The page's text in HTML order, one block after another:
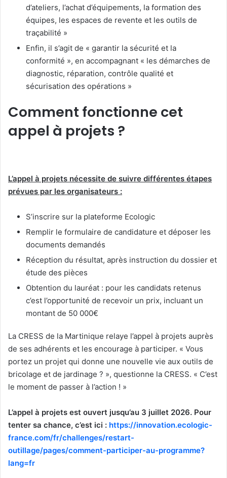
d’ateliers, l’achat d’équipements, la formation des
équipes, les espaces de revente et les outils de
traçabilité »
Enfin, il s’agit de « garantir la sécurité et la
conformité », en accompagnant « les démarches de
diagnostic, réparation, contrôle qualité et
sécurisation des opérations »
Comment fonctionne cet
appel à projets ?
L’appel à projets nécessite de suivre différentes étapes
prévues par les organisateurs :
S’inscrire sur la plateforme Ecologic
Remplir le formulaire de candidature et déposer les
documents demandés
Réception du résultat, après instruction du dossier et
étude des pièces
Obtention du lauréat : pour les candidats retenus
c’est l’opportunité de recevoir un prix, incluant un
montant de 50 000€
La CRESS de la Martinique relaye l’appel à projets auprès
de ses adhérents et les encourage à participer. « Vous
portez un projet qui donne une nouvelle vie aux outils de
bricolage et de jardinage ? », questionne la CRESS. « C’est
le moment de passer à l’action ! »
L’appel à projets est ouvert jusqu’au 3 juillet 2026. Pour
tenter sa chance, c’est ici : https://innovation.ecologic-
france.com/fr/challenges/restart-
outillage/pages/comment-participer-au-programme?
lang=fr